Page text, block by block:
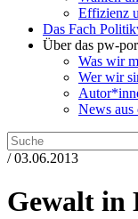
Effizienz
Das Fach
Über das pw-
Was wir
Wer wir
News aus
/ 03.06.2013
Gewalt in